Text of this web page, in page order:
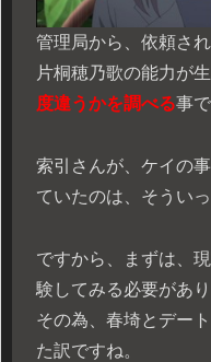
管理局から、依頼され
片桐穂乃歌の能力が
度違うかを調べる事で
索引さんが、ケイの
ていたのは、そうい
ですから、まずは、
験してみる必要があり
その為、春埼とデー
た訳ですね。